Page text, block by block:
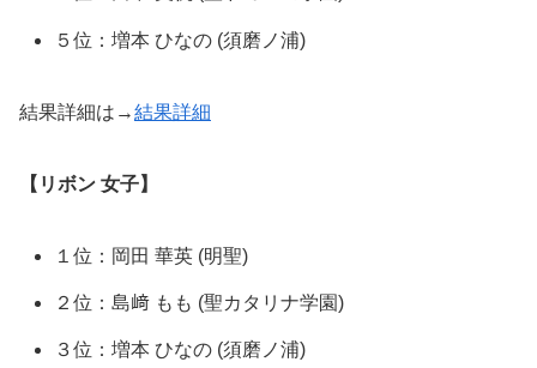
５位：増本 ひなの (須磨ノ浦)
結果詳細は→結果詳細
【リボン 女子】
１位：岡田 華英 (明聖)
２位：島﨑 もも (聖カタリナ学園)
３位：増本 ひなの (須磨ノ浦)